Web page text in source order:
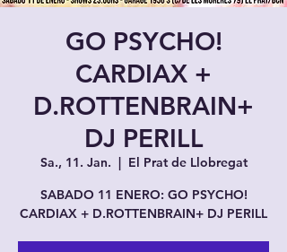
GO PSYCHO!
CARDIAX +
D.ROTTENBRAIN+
DJ PERILL
Sa., 11. Jan.
  |
El Prat de Llobregat
SABADO 11 ENERO: GO PSYCHO!
CARDIAX + D.ROTTENBRAIN+ DJ PERILL